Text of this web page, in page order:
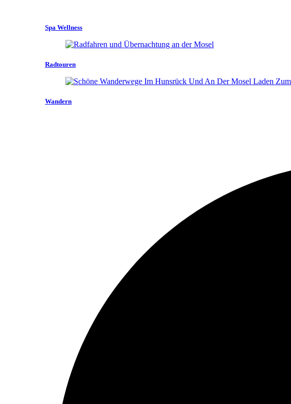
Spa Wellness
Radtouren
Wandern